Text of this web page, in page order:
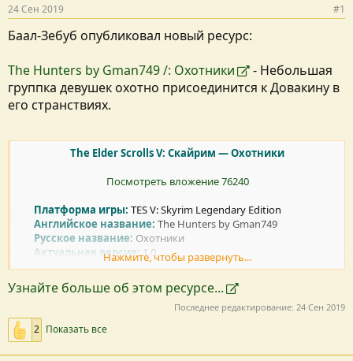
я
24 Сен 2019 #1
Баал-Зебуб опубликовал новый ресурс:
The Hunters by Gman749 /: Охотники
- Небольшая
группка девушек охотно присоединится к Довакину в
его странствиях.
The Elder Scrolls V: Скайрим — Охотники
Посмотреть вложение 76240
Платформа игры: TES V: Skyrim Legendary Edition​
Английское название: The Hunters by Gman749​
Русское название: Охотники​
Актуальная версия:1.0​
Язык...
Нажмите, чтобы развернуть...
Узнайте больше об этом ресурсе...
Последнее редактирование: 24 Сен 2019
2 Показать все